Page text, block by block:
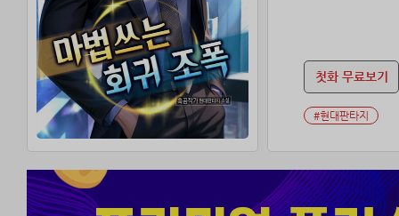
첫화 무료보기
#현대판타지